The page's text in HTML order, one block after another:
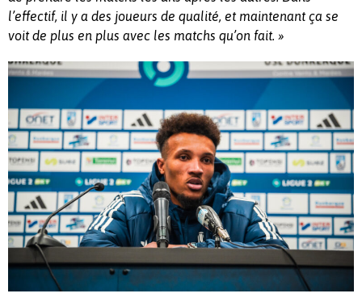
l’effectif, il y a des joueurs de qualité, et maintenant ça se
voit de plus en plus avec les matchs qu’on fait. »